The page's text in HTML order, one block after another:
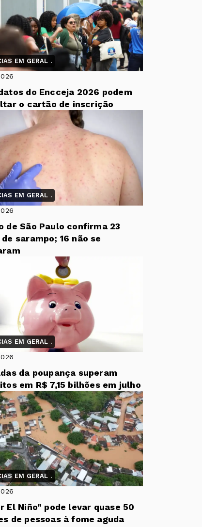
EM GERAL .
do Encceja 2026 podem
o cartão de inscrição
EM GERAL .
de São Paulo confirma 23
sarampo; 16 não se
EM GERAL .
da poupança superam
em R$ 7,15 bilhões em julho
EM GERAL .
El Niño" pode levar quase 50
de pessoas à fome aguda